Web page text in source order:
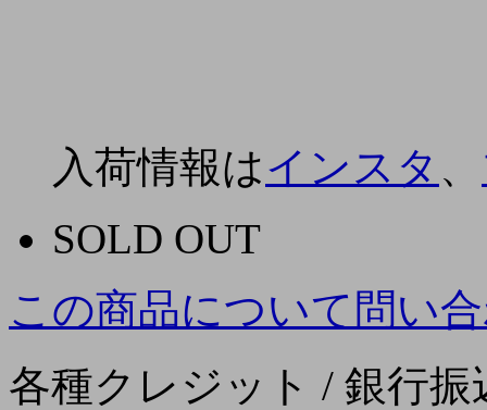
入荷情報はインスタ 、
SOLD OUT
この商品について問い
各種クレジット / 銀行